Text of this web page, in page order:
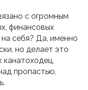
с огромным
финансовых
на себя? Да, именно
но делает это
канатоходец,
пропастью,